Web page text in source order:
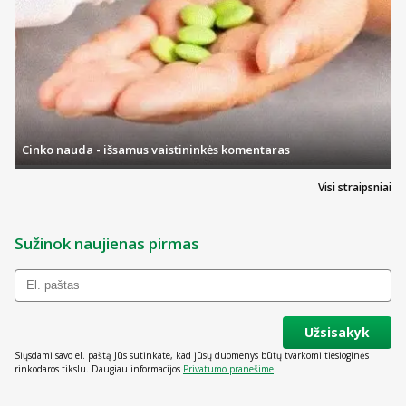
Visi straipsniai
Cinko nauda - išsamus vaistininkės komentaras
Sužinok naujienas pirmas
Užsisakyk
Siųsdami savo el. paštą Jūs sutinkate, kad jūsų duomenys būtų tvarkomi tiesioginės
rinkodaros tikslu. Daugiau informacijos Privatumo pranešime.